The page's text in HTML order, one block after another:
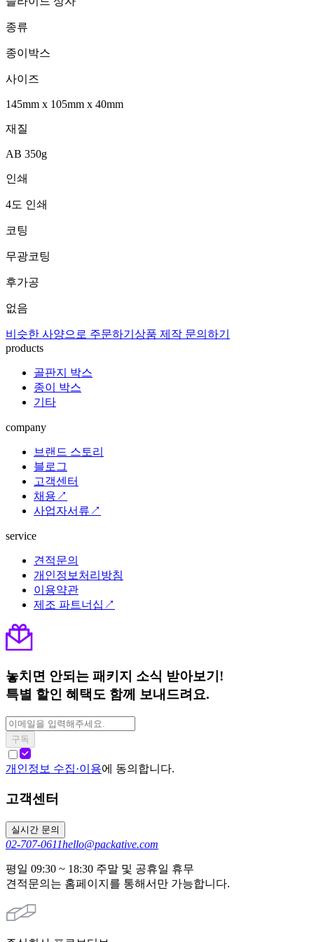
종류
종이박스
사이즈
145mm x 105mm x 40mm
재질
AB 350g
인쇄
4도 인쇄
코팅
무광코팅
후가공
없음
비슷한 사양으로 주문하기 상품 제작 문의하기
products
골판지 박스
종이 박스
기타
company
브랜드 스토리
블로그
고객센터
채용↗
사업자서류↗
service
견적문의
개인정보처리방침
이용약관
제조 파트너십↗
놓치면 안되는 패키지 소식 받아보기!
특별 할인 혜택도 함께 보내드려요.
구독
개인정보 수집·이용에 동의합니다.
고객센터
실시간 문의
02-707-0611hello@packative.com
평일 09:30 ~ 18:30 주말 및 공휴일 휴무
견적문의는 홈페이지를 통해서만 가능합니다.